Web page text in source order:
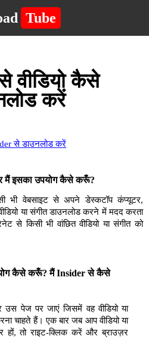
Tube
वीडियो कैसे
करें
से डाउनलोड करें
मैं इसका उपयोग कैसे करूँ?
भी वेबसाइट से अपने डेस्कटॉप कंप्यूटर,
या संगीत डाउनलोड करने में मदद करता
से किसी भी वांछित वीडियो या संगीत को
कैसे करूँ? मैं Insider से कैसे
पेज पर जाएं जिसमें वह वीडियो या
चाहते हैं। एक बार जब आप वीडियो या
हों, तो राइट-क्लिक करें और ब्राउज़र